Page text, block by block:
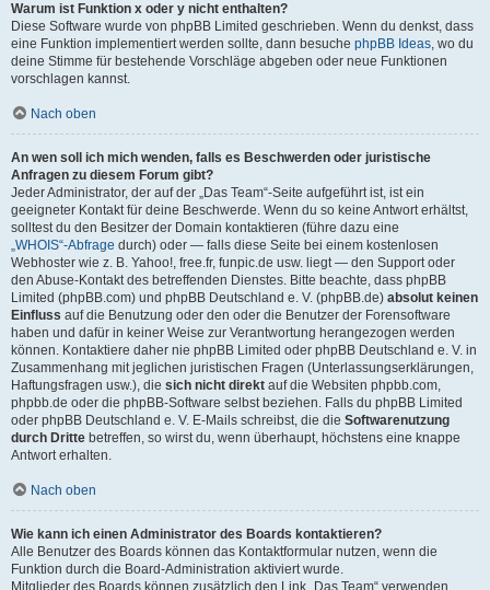
Warum ist Funktion x oder y nicht enthalten?
Diese Software wurde von phpBB Limited geschrieben. Wenn du denkst, dass
eine Funktion implementiert werden sollte, dann besuche phpBB Ideas, wo du
deine Stimme für bestehende Vorschläge abgeben oder neue Funktionen
vorschlagen kannst.
Nach oben
An wen soll ich mich wenden, falls es Beschwerden oder juristische
Anfragen zu diesem Forum gibt?
Jeder Administrator, der auf der „Das Team“-Seite aufgeführt ist, ist ein
geeigneter Kontakt für deine Beschwerde. Wenn du so keine Antwort erhältst,
solltest du den Besitzer der Domain kontaktieren (führe dazu eine
„WHOIS“-Abfrage durch) oder — falls diese Seite bei einem kostenlosen
Webhoster wie z. B. Yahoo!, free.fr, funpic.de usw. liegt — den Support oder
den Abuse-Kontakt des betreffenden Dienstes. Bitte beachte, dass phpBB
Limited (phpBB.com) und phpBB Deutschland e. V. (phpBB.de) absolut keinen
Einfluss auf die Benutzung oder den oder die Benutzer der Forensoftware
haben und dafür in keiner Weise zur Verantwortung herangezogen werden
können. Kontaktiere daher nie phpBB Limited oder phpBB Deutschland e. V. in
Zusammenhang mit jeglichen juristischen Fragen (Unterlassungserklärungen,
Haftungsfragen usw.), die sich nicht direkt auf die Websiten phpbb.com,
phpbb.de oder die phpBB-Software selbst beziehen. Falls du phpBB Limited
oder phpBB Deutschland e. V. E-Mails schreibst, die die Softwarenutzung
durch Dritte betreffen, so wirst du, wenn überhaupt, höchstens eine knappe
Antwort erhalten.
Nach oben
Wie kann ich einen Administrator des Boards kontaktieren?
Alle Benutzer des Boards können das Kontaktformular nutzen, wenn die
Funktion durch die Board-Administration aktiviert wurde.
Mitglieder des Boards können zusätzlich den Link „Das Team“ verwenden.